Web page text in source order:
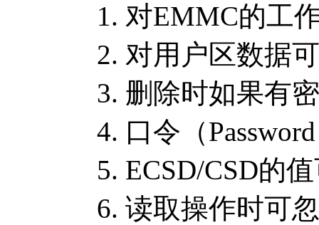
1. 对EMMC的工作
2. 对用户区数据可
3. 删除时如果有密
4. 口令（Password
5. ECSD/CSD的值
6. 读取操作时可忽